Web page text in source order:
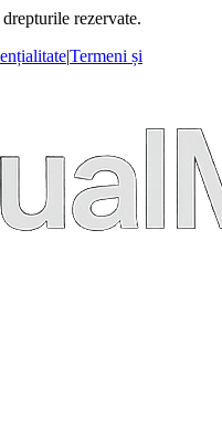
rezervate.
|Termeni și